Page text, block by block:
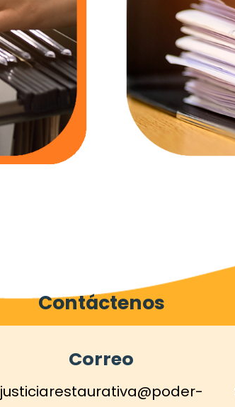
Contáctenos
Correo
justiciarestaurativa@poder-